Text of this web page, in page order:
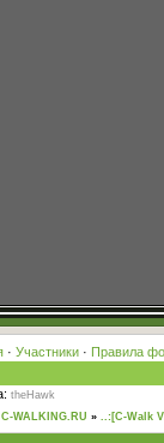
· Участники· Правила
theHawk
WALKING.RU » ..:[C-Walk